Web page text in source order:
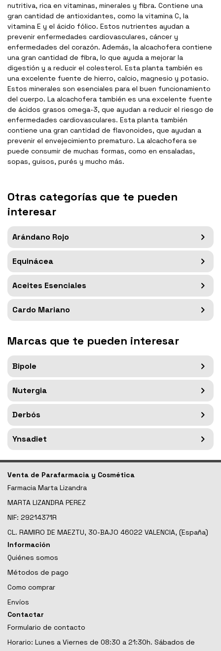
nutritiva, rica en vitaminas, minerales y fibra. Contiene una
gran cantidad de antioxidantes, como la vitamina C, la
vitamina E y el ácido fólico. Estos nutrientes ayudan a
prevenir enfermedades cardiovasculares, cáncer y
enfermedades del corazón. Además, la alcachofera contiene
una gran cantidad de fibra, lo que ayuda a mejorar la
digestión y a reducir el colesterol. Esta planta también es
una excelente fuente de hierro, calcio, magnesio y potasio.
Estos minerales son esenciales para el buen funcionamiento
del cuerpo. La alcachofera también es una excelente fuente
de ácidos grasos omega-3, que ayudan a reducir el riesgo de
enfermedades cardiovasculares. Esta planta también
contiene una gran cantidad de flavonoides, que ayudan a
prevenir el envejecimiento prematuro. La alcachofera se
puede consumir de muchas formas, como en ensaladas,
sopas, guisos, purés y mucho más.
Otras categorías que te pueden
interesar
Arándano Rojo
Equinácea
Aceites Esenciales
Cardo Mariano
Marcas que te pueden interesar
Bipole
Nutergia
Derbós
Ynsadiet
Venta de Parafarmacia y Cosmética
Farmacia Marta Lizandra
MARTA LIZANDRA PEREZ
NIF: 29214371R
CL. RAMIRO DE MAEZTU, 30-BAJO 46022 VALENCIA, (España)
Información
Quiénes somos
Métodos de pago
Como comprar
Envíos
Contactar
Formulario de contacto
Horario: Lunes a Viernes de 08:30 a 21:30h. Sábados de